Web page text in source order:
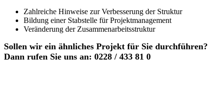
Zahlreiche Hinweise zur Verbesserung der Struktur
Bildung einer Stabstelle für Projektmanagement
Veränderung der Zusammenarbeitsstruktur
Sollen wir ein ähnliches Projekt für Sie durchführen?
Dann rufen Sie uns an: 0228 / 433 81 0